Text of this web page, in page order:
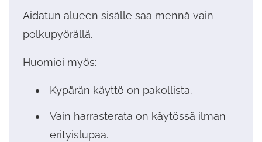
Aidatun alueen sisälle saa mennä vain
polkupyörällä.
Huomioi myös:
Kypärän käyttö on pakollista.
Vain harrasterata on käytössä ilman
erityislupaa.